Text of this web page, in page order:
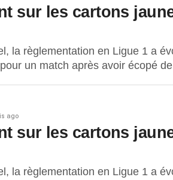
sur les cartons
la règlementation en Ligue 1 a
un match après avoir écopé
ago
sur les cartons
la règlementation en Ligue 1 a